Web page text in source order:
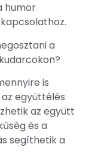
humor
a
is
együttélés
az együtt
és a
segíthetik a